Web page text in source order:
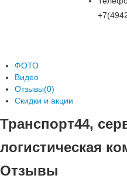
ФОТО
Видео
Отзывы(0)
Скидки и акции
Транспорт44,
логистическая
Отзывы